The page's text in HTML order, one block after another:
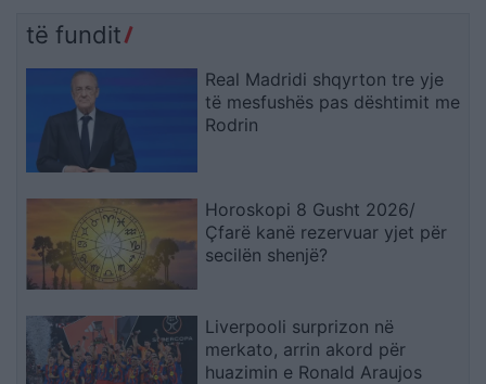
të fundit
Real Madridi shqyrton tre yje
të mesfushës pas dështimit me
Rodrin
Horoskopi 8 Gusht 2026/
Çfarë kanë rezervuar yjet për
secilën shenjë?
Liverpooli surprizon në
merkato, arrin akord për
huazimin e Ronald Araujos